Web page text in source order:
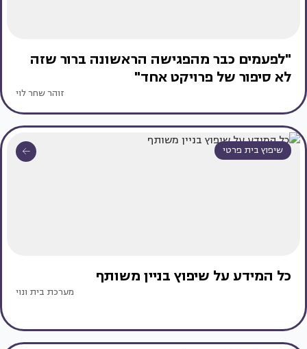
"לפעמים כבר מהפגישה הראשונה ברור שזה
לא סיפור של פרויקט אחד"
זוהר שחר לוי
שיפוץ בית פרטי
כל המידע על שיפוץ בניין משותף
מערכת בית ונוי